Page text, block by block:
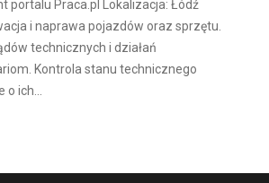
portalu Praca.pl Lokalizacja: Łódź
i naprawa pojazdów oraz sprzętu.
technicznych i działań
Kontrola stanu technicznego
o ich...